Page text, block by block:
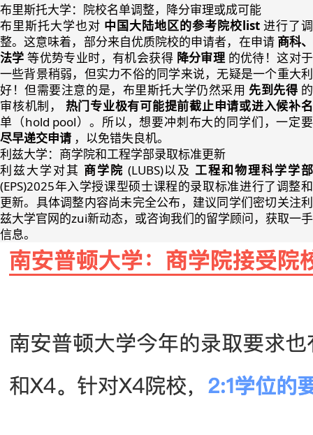
布里斯托大学：院校名单调整，降分审理或成可能
布里斯托大学也对 中国大陆地区的参考院校list 进行了调
整。这意味着，部分来自优质院校的申请者，在申请 商科、
法学 等优势专业时，有机会获得 降分审理 的优待！这对于
一些背景稍弱，但实力不俗的同学来说，无疑是一个重大利
好！但需要注意的是，布里斯托大学仍然采用 先到先得 的
审核机制， 热门专业极有可能提前截止申请或进入候补名
单（hold pool）。所以，想要冲刺布大的同学们，一定要
尽早递交申请 ，以免错失良机。
利兹大学：商学院和工程学部录取标准更新
利兹大学对其 商学院 (LUBS)以及工程和物理科学学部
(EPS)2025年入学授课型硕士课程的录取标准进行了调整和
更新。具体调整内容尚未完全公布，建议同学们密切关注利
兹大学官网的zui新动态，或咨询我们的留学顾问，获取一手
信息。